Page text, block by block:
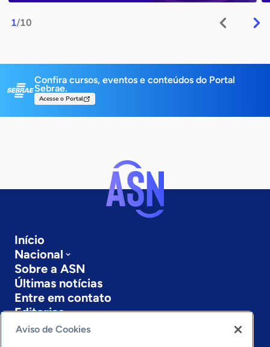
1/10
Confira cursos, eventos e conteúdos do Portal
Sebrae.
Acesse o Portal
Início
Nacional
Sobre a ASN
Últimas notícias
Entre em contato
Editorias
Economia & Política
Aviso de Cookies